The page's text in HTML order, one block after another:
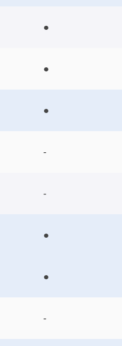
●
●
●
-
-
●
●
-